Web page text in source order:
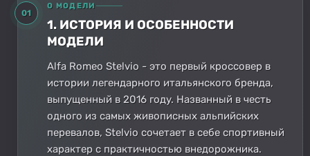
01
О МОДЕЛИ
1. ИСТОРИЯ И ОСОБЕННОСТИ
МОДЕЛИ
Alfa Romeo Stelvio - это первый кроссовер в
истории легендарного итальянского бренда,
выпущенный в 2016 году. Названный в честь
одного из самых живописных альпийских
перевалов, Stelvio сочетает в себе спортивный
характер с практичностью внедорожника.